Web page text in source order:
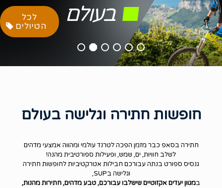
חופשות חתירה וגלישה בעולם
חתירה בסאפ כבר מזמן הפכה לטרנד עולמי ומהווה אמצעי מדהים
לשלב חוויות, ים, שמש, ופעילות ספורטיבית מהנה!
גנסיס ספורט בנתה עבורכם חבילות אטרקטיביות לחופשות חתירה
וגלישה בSUP,
במגוון יעדים אקזוטיים שישלבו עבורכם, טבע מדהים, חתירות מהנות,